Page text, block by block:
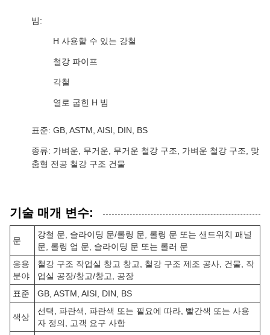
빔:
H 사용할 수 있는 강철
철강 파이프
각철
열로 굽힌 H 빔
표준: GB, ASTM, AISI, DIN, BS
종류: 가벼운, 무거운, 무거운 철강 구조, 가벼운 철강 구조, 맞
춤형 전공 철강 구조 건물
기술 매개 변수:
문
강철 문, 슬라이딩 문/롤링 문, 롤링 문 또는 샌드위치 패널
문, 롤링 업 문, 슬라이딩 문 또는 롤러 문
응용
분야
철강 구조 작업실 창고 창고, 철강 구조 제조 공사, 건물, 작
업실 공장/창고/창고, 공장
표준
GB, ASTM, AISI, DIN, BS
색상
선택, 파란색, 파란색 또는 필요에 따라, 빨간색 또는 사용
자 정의, 고객 요구 사항